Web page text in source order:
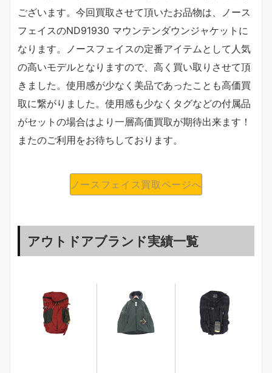
ございます。今回買取させて頂いたお品物は、ノース
フェイスのND91930 マウンテンダウンジャケットに
なります。ノースフェイスの定番アイテムとして人気
の高いモデルとなりますので、高く買い取りさせて頂
きました。使用感が少なく美品であったことも高価買
取に繋がりました。使用感も少なくタグなどの付属品
がセットの場合はより一層高価買取が期待出来ます！
またのご利用をお待ちしております。
ノースフェイス買取ページへ
アウトドアブランド実績一覧